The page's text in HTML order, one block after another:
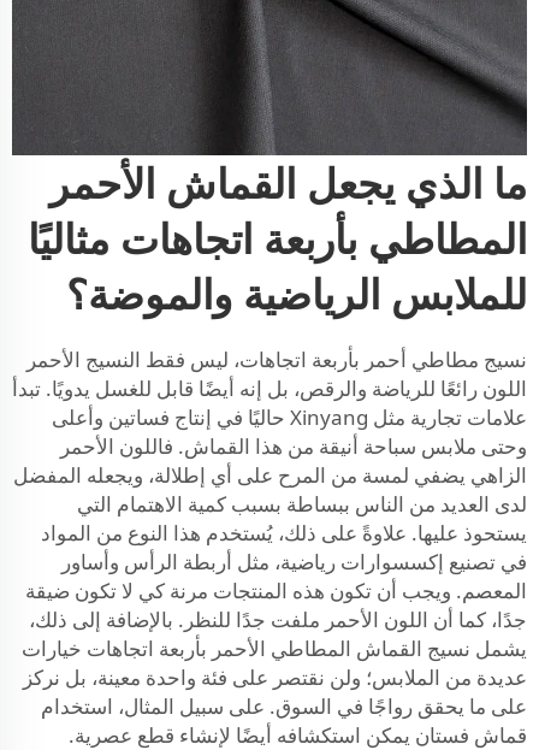
ما الذي يجعل القماش الأحمر
المطاطي بأربعة اتجاهات مثاليًا
للملابس الرياضية والموضة؟
نسيج مطاطي أحمر بأربعة اتجاهات، ليس فقط النسيج الأحمر
اللون رائعًا للرياضة والرقص، بل إنه أيضًا قابل للغسل يدويًا. تبدأ
علامات تجارية مثل Xinyang حاليًا في إنتاج فساتين وأعلى
وحتى ملابس سباحة أنيقة من هذا القماش. فاللون الأحمر
الزاهي يضفي لمسة من المرح على أي إطلالة، ويجعله المفضل
لدى العديد من الناس ببساطة بسبب كمية الاهتمام التي
يستحوذ عليها. علاوةً على ذلك، يُستخدم هذا النوع من المواد
في تصنيع إكسسوارات رياضية، مثل أربطة الرأس وأساور
المعصم. ويجب أن تكون هذه المنتجات مرنة كي لا تكون ضيقة
جدًا، كما أن اللون الأحمر ملفت جدًا للنظر. بالإضافة إلى ذلك،
يشمل نسيج القماش المطاطي الأحمر بأربعة اتجاهات خيارات
عديدة من الملابس؛ ولن نقتصر على فئة واحدة معينة، بل نركز
على ما يحقق رواجًا في السوق. على سبيل المثال، استخدام
قماش فستان يمكن استكشافه أيضًا لإنشاء قطع عصرية.